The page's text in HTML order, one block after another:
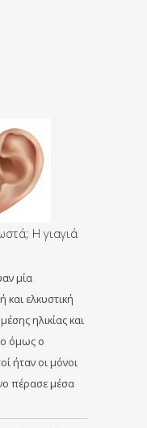
Η γιαγιά
μία
και ελκυστική
ηλικίας και
όμως ο
ήταν οι μόνοι
πέρασε μέσα